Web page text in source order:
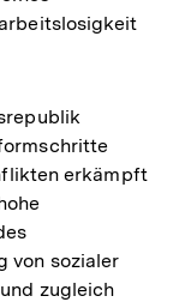
erkämpft
von sozialer
zugleich